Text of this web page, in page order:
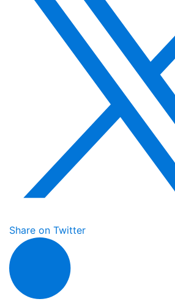
Share on Twitter